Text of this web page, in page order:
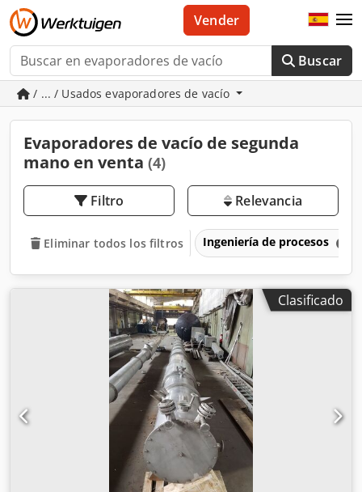
Buscar
Vender
/ ... / Usados evaporadores de vacío
Evaporadores de vacío de segunda
mano en venta (4)
Filtro Relevancia
Eliminar todos los filtros Ingeniería de procesos
Clasificado